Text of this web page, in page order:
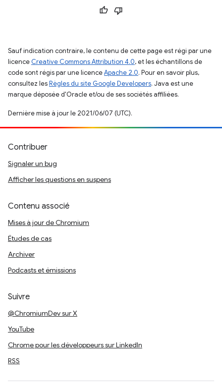
Sauf indication contraire, le contenu de cette page est régi par une
licence Creative Commons Attribution 4.0, et les échantillons de
code sont régis par une licenceApache 2.0. Pour en savoir plus,
consultez lesRègles du site Google Developers. Java est une
marque déposée d'Oracle et/ou de ses sociétés affiliées.
Dernière mise à jour le 2021/06/07 (UTC).
Contribuer
Signaler un bug
Afficher les questions en suspens
Contenu associé
Mises à jour de Chromium
Études de cas
Archiver
Podcasts et émissions
Suivre
@ChromiumDev sur X
YouTube
Chrome pour les développeurs sur LinkedIn
RSS